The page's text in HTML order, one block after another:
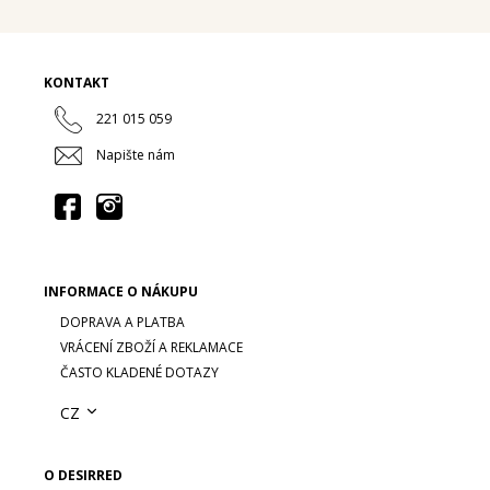
KONTAKT
221 015 059
Napište nám
INFORMACE O NÁKUPU
DOPRAVA A PLATBA
VRÁCENÍ ZBOŽÍ A REKLAMACE
ČASTO KLADENÉ DOTAZY
CZ
O DESIRRED